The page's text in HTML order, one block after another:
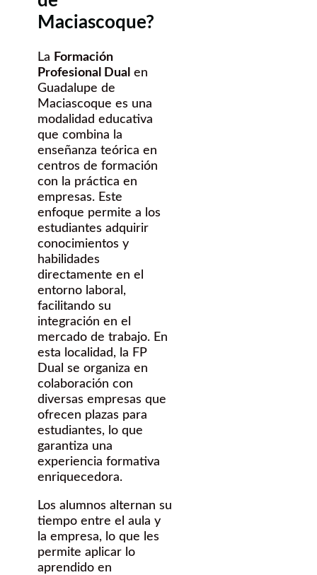
Maciascoque?
La Formación
Profesional Dual en
Guadalupe de
Maciascoque es una
modalidad educativa
que combina la
enseñanza teórica en
centros de formación
con la práctica en
empresas. Este
enfoque permite a los
estudiantes adquirir
conocimientos y
habilidades
directamente en el
entorno laboral,
facilitando su
integración en el
mercado de trabajo. En
esta localidad, la FP
Dual se organiza en
colaboración con
diversas empresas que
ofrecen plazas para
estudiantes, lo que
garantiza una
experiencia formativa
enriquecedora.
Los alumnos alternan su
tiempo entre el aula y
la empresa, lo que les
permite aplicar lo
aprendido en